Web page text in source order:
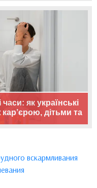
як українські
дітьми та
вскармливания